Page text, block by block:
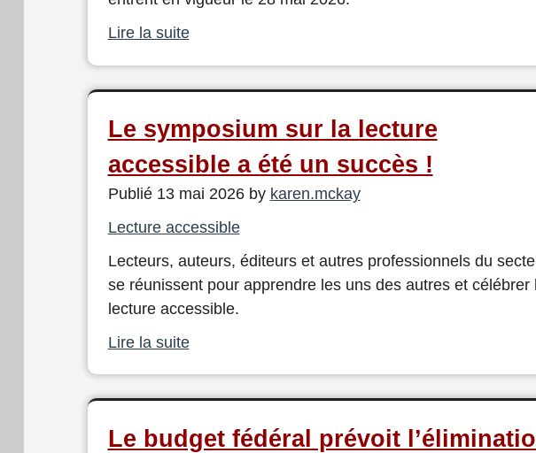
Lire la suite
Le symposium sur la lecture
accessible a été un succès !
Publié 13 mai 2026 by karen.mckay
Lecture accessible
Lecteurs, auteurs, éditeurs et autres professionnels du
se réunissent pour apprendre les uns des autres et célébrer
lecture accessible.
Lire la suite
Le budget fédéral prévoit